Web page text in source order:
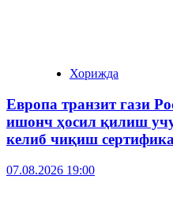
Хорижда
Европа транзит гази
ишонч ҳосил қилиш
келиб чиқиш
07.08.2026 19:00